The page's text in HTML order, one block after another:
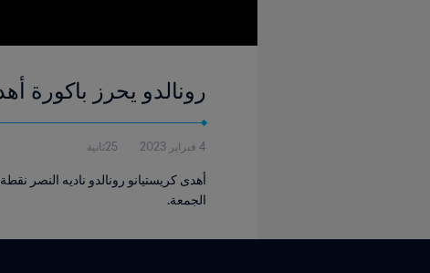
رونالدو يحرز باكورة
4 فبراير 2023 25ثانية
الجمعة.